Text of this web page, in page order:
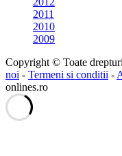
2011
2010
2009
Copyright © Toate
noi - Termeni si conditii -
onlines.ro